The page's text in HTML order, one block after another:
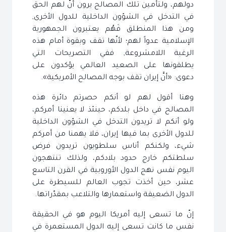
دولهم، ولتأمين تلك المصالح يرون أنّ لهم الحق
في التدخل في الشؤون الداخلية للدول الأخرى,
ومن هذا المنطلق فَهُم يعتبرون الجمهورية
الإسلامية عدواً لهم؛ لأنّها تقف وبقوة أمام هذه
الرغبة اللامشروعة, ففي التصريحات التي
يطلقونها على الصعيد العالمي يؤكدون على
دعوى: «أنَّ إيران تقف بوجه المصالح الأمريكية».
وهنا أقول لهم لو أنكم حصرتم دائرة هذه
المصالح في داخل بلدكم، حينئذ لا يعنينا أمركم،
ولو أنكم لا تريدون التدخل في الشؤون الداخلية
للدول الأخرى بما فيها إيران، فلا يهمنا من أمركم
شيء، ولكنكم أناس سلطويون تريدون فرض
سلطتكم خارج حدود بلادكم، ولذلك تنتهجون
اليوم نفس نهج الدول الأوروبية في القرن التاسع
عشر، حين أخذت تجوب العالم للسيطرة على
الدول الضعيفة واستعمارها والتلاعب بمقدّراتها.
إنّ ما تسعى إليه أمريكا اليوم هو في الحقيقة
نفس ما كانت تسعى إليه الدول المستعمرة في